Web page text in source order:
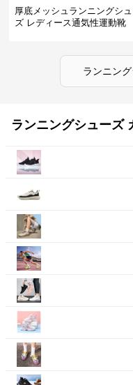
厚底メッシュランニングシ
ズ レディース通気性運動靴
ランニン
ランニングシューズ